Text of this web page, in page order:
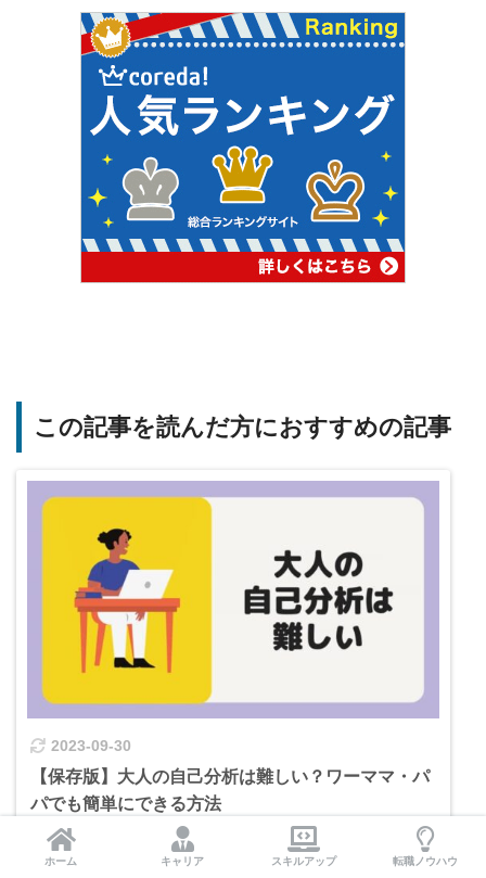
この記事を読んだ方におすすめの記事
2023-09-30
【保存版】大人の自己分析は難しい？ワーママ・パ
パでも簡単にできる方法
ホーム キャリア スキルアップ 転職ノウハウ